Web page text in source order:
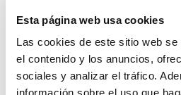
Esta página web usa cookies
Las cookies de este sitio web
el contenido y los anuncios,
sociales y analizar el tráfico.
información sobre el uso que
dentro de poco (u otra
Los conciertos y
parados pero no
hacer alguno de vez en
tenemos ninguna fecha